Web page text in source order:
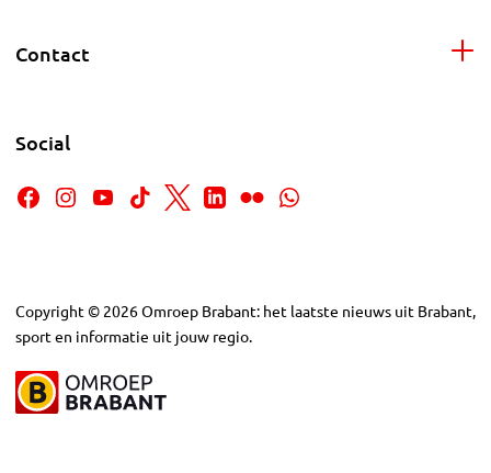
Contact
Social
Copyright © 2026Omroep Brabant: het laatste nieuws uit Brabant,
sport en informatie uit jouw regio.